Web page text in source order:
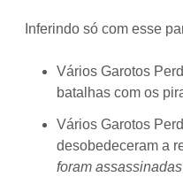
Inferindo só com esse
Vários Garotos
batalhas com os
Vários Garotos
desobedeceram a
foram